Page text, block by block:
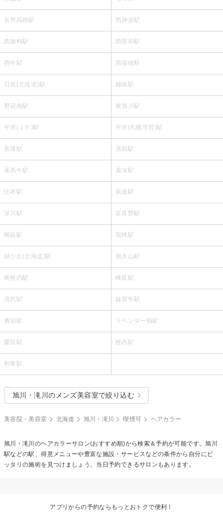
名寄高校駅 西神楽駅
西御料駅 西聖和駅
西中駅 西瑞穂駅
日進(北海道)駅 糠南駅
野花南駅 東旭川駅
平岸(ＪＲ)駅 平岸(札幌市営)駅
美瑛駅 美唄駅
美馬牛駅 美深駅
比布駅 風連駅
深川駅 富良野駅
幌延駅 瑞穂駅
緑が丘(北海道)駅 南永山駅
南稚内駅 峰延駅
茂尻駅 妹背牛駅
勇知駅 ラベンダー畑駅
蘭留駅 稚内駅
和寒駅
旭川・滝川のメンズ美容室で絞り込む
美容院・美容室 北海道 旭川・滝川 喫煙可 ヘアカラー
旭川・滝川のヘアカラーサロン(おすすめ順)から検索＆予約が可能です。旭川
駅などの駅、得意メニューや豊富な施設・サービスなどの条件から自分にピ
ッタリの施術を見つけましょう。当日予約できるサロンもあります。
アプリからの予約ならもっとおトクで便利！